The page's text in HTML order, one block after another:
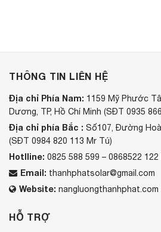
THÔNG TIN LIÊN HỆ
Địa chỉ Phía Nam: 1159 Mỹ Phước
Dương, TP, Hồ Chí Minh (SĐT 0935
Địa chỉ phía Bắc : Số107, Đường
(SĐT 0984 820 113 Mr Tú)
Hotlline: 0825 588 599 – 0868522
Email: thanhphatsolar@gmail.com
Website: nangluongthanhphat.com
HỖ TRỢ